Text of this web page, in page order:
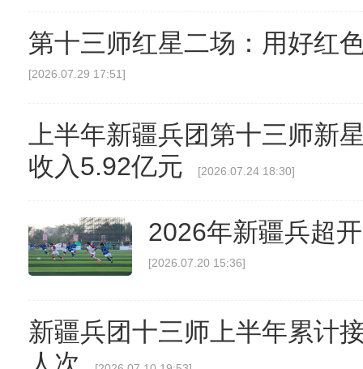
第十三师红星二场：用好红
[2026.07.29 17:51]
上半年新疆兵团第十三师新
收入5.92亿元
[2026.07.24 18:30]
2026年新疆兵超
[2026.07.20 15:36]
新疆兵团十三师上半年累计